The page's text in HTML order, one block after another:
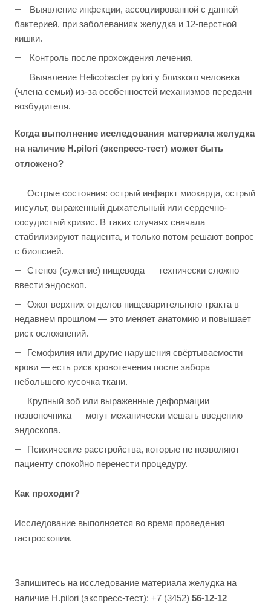
Выявление инфекции, ассоциированной с данной
бактерией, при заболеваниях желудка и 12-перстной
кишки.
Контроль после прохождения лечения.
Выявление Helicobacter pylori у близкого человека
(члена семьи) из-за особенностей механизмов передачи
возбудителя.
Когда выполнение исследования материала желудка
на наличие H.pilori (экспресс-тест) может быть
отложено?
Острые состояния: острый инфаркт миокарда, острый
инсульт, выраженный дыхательный или сердечно-
сосудистый кризис. В таких случаях сначала
стабилизируют пациента, и только потом решают вопрос
с биопсией.
Стеноз (сужение) пищевода — технически сложно
ввести эндоскоп.
Ожог верхних отделов пищеварительного тракта в
недавнем прошлом — это меняет анатомию и повышает
риск осложнений.
Гемофилия или другие нарушения свёртываемости
крови — есть риск кровотечения после забора
небольшого кусочка ткани.
Крупный зоб или выраженные деформации
позвоночника — могут механически мешать введению
эндоскопа.
Психические расстройства, которые не позволяют
пациенту спокойно перенести процедуру.
Как проходит?
Исследование выполняется во время проведения
гастроскопии.
Запишитесь на исследование материала желудка на
наличие H.pilori (экспресс-тест): +7 (3452) 56-12-12